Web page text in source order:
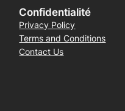
Confidentialité
Privacy Policy
Terms and Conditions
Contact Us